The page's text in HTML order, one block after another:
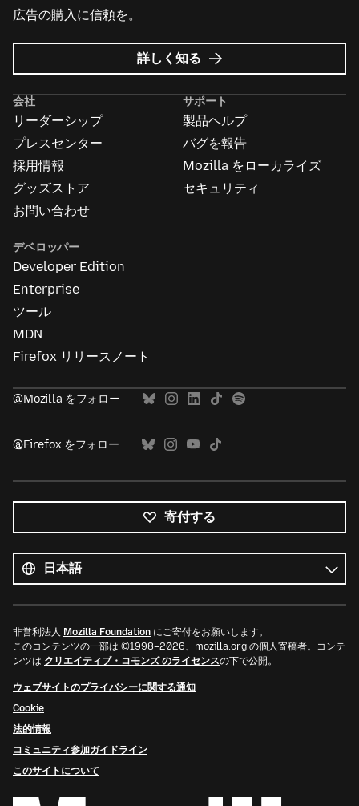
広告の購入に信頼を。
Mozilla
広
詳しく知る
会社
リーダーシップ
プレスセンター
採用情報
グッズストア
お問い合わせ
サポート
製品ヘルプ
バグを報告
Mozilla をローカライズ
セキュリティ
デベロッパー
Developer Edition
Enterprise
ツール
MDN
Firefox リリースノート
@Mozilla をフォロー
@Firefox をフォロー
寄付する
べ
て
の
言
言
語
非営利法人 Mozilla Foundation にご寄付をお願いします。
このコンテンツの一部は ©1998–2026、mozilla.org の個人寄稿者。コンテ
ンツは クリエイティブ・コモンズ のライセンスの下で公開。
ウェブサイトのプライバシーに関する通知
Cookie
法的情報
コミュニティ参加ガイドライン
このサイトについて